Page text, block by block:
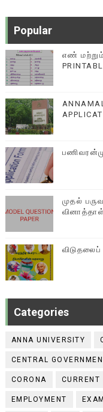
Popular
எண்
முதல்
Categories
ANNA UNIVERSITY
CENTRAL
CORONA CURRENT
EMPLOYMENT EXAM